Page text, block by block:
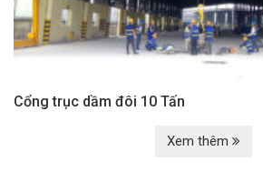
Cổng trục dầm đôi 10 Tấn
Xem thêm